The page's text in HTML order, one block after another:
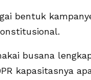
bentuk
busana
kapasitasnya